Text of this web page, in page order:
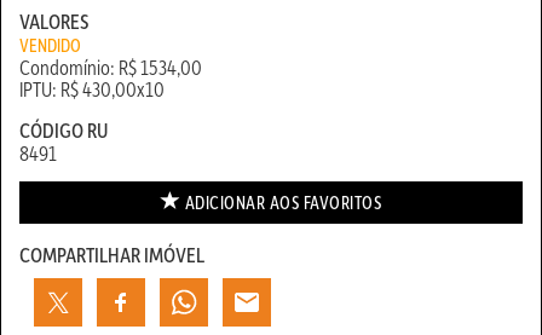
VALORES
VENDIDO
Condomínio: R$ 1534,00
IPTU: R$ 430,00x10
CÓDIGO RU
8491
ADICIONAR AOS FAVORITOS
COMPARTILHAR IMÓVEL